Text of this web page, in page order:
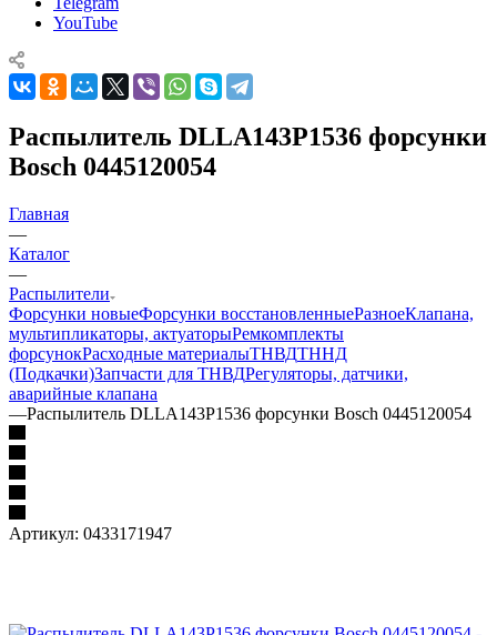
YouTube
Распылитель DLLA143P1536 форсунки
Bosch 0445120054
Главная
—
Каталог
—
Распылители
Форсунки новыеФорсунки восстановленныеРазноеКлапана,
мультипликаторы, актуаторыРемкомплекты
форсунокРасходные материалыТНВДТННД
(Подкачки)Запчасти для ТНВДРегуляторы, датчики,
аварийные клапана
—Распылитель DLLA143P1536 форсунки Bosch 0445120054
Артикул: 0433171947